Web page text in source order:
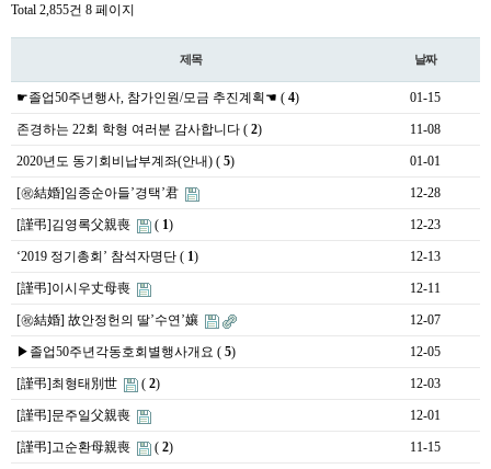
Total 2,855건 8 페이지
제목 날짜
☛졸업50주년행사, 참가인원/모금 추진계획☚ ( 4) 01-15
존경하는 22회 학형 여러분 감사합니다 ( 2) 11-08
2020년도 동기회비납부계좌(안내) ( 5) 01-01
[㊗️結婚]임종순아들’경택’君 12-28
[謹弔]김영록父親喪 ( 1) 12-23
‘2019 정기총회’ 참석자명단 ( 1) 12-13
[謹弔]이시우丈母喪 12-11
[㊗️結婚] 故안정헌의 딸’수연’孃 12-07
▶졸업50주년각동호회별행사개요 ( 5) 12-05
[謹弔]최형태別世 ( 2) 12-03
[謹弔]문주일父親喪 12-01
[謹弔]고순환母親喪 ( 2) 11-15